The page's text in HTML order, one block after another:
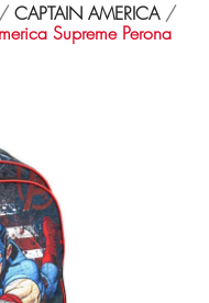
CAPTAIN AMERICA
Supreme Perona